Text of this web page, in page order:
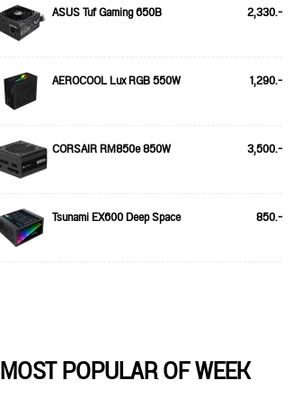
ASUS Tuf Gaming 650B 2,330.-
AEROCOOL Lux RGB 550W 1,290.-
CORSAIR RM850e 850W 3,500.-
Tsunami EX600 Deep Space 850.-
MOST POPULAR OF WEEK